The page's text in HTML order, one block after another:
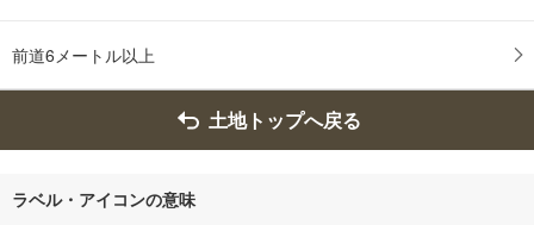
前道6メートル以上
土地トップへ戻る
ラベル・アイコンの意味